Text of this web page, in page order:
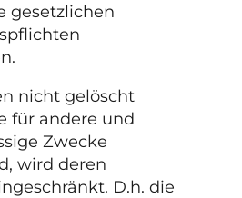
gesetzlichen
nicht gelöscht
für andere und
Zwecke
wird deren
D.h. die